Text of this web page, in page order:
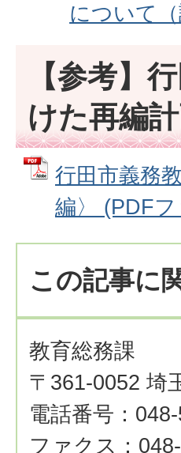
について
【参考】
けた再編
行田市義務
編〉 (PDF
この記事に
教育総務課
〒361-0052 埼
電話番号：
ファクス：